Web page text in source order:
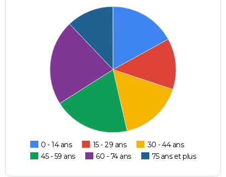
0 - 14 ans 15 - 29 ans
30 - 44 ans
45 - 59 ans
60 - 74 ans 75 ans et plus